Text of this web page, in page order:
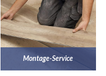
Montage-Service